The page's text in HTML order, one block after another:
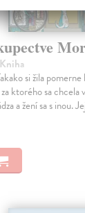
si žila
ktorého sa
a žení sa s inou.